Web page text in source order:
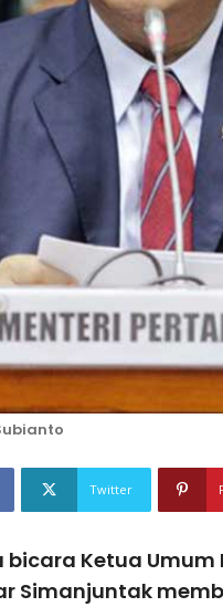
Twitter
bicara Ketua
Simanjuntak